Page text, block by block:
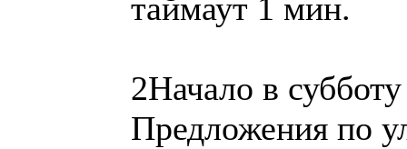
таймаут 1 мин.
2Начало в
Предложения по